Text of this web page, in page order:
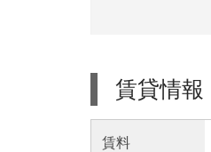
賃貸情報
賃料